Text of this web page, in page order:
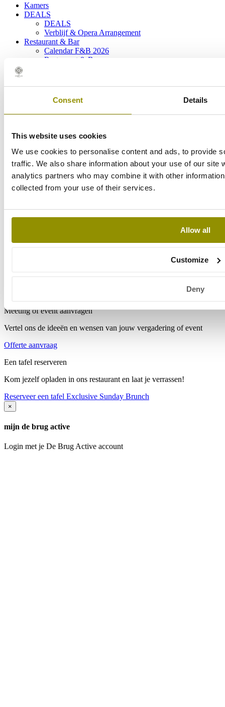
Consent Details
This website uses cookies
We use cookies to personalise content and ads, to provide
traffic. We also share information about your use of our site
analytics partners who may combine it with other
collected from your use of their services.
Allow all
Customize
Deny
Kamers
DEALS
DEALS
Verblijf & Opera Arrangement
Restaurant & Bar
Calendar F&B 2026
Restaurant & Bar
Meetings & events
Meetings & events
ONTDEK
Book & Save
Kamers
Check out
Meeting of event aanvragen
Vertel ons de ideeën en wensen van jouw vergadering of event
Offerte aanvraag
Een tafel reserveren
Kom jezelf opladen in ons restaurant en laat je verrassen!
Reserveer een tafel Exclusive Sunday Brunch
×
mijn de brug active
Login met je De Brug Active account